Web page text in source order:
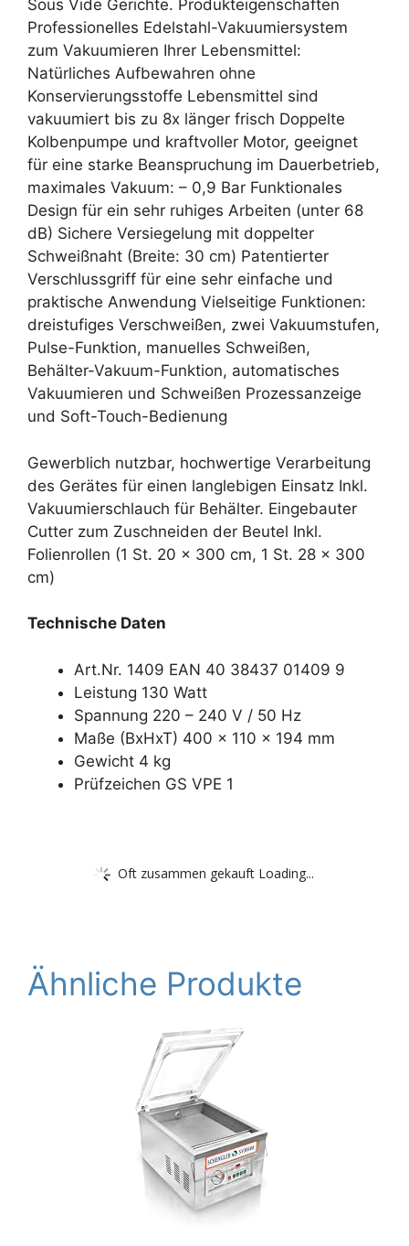
Sous Vide Gerichte. Produkteigenschaften
Professionelles Edelstahl-Vakuumiersystem
zum Vakuumieren Ihrer Lebensmittel:
Natürliches Aufbewahren ohne
Konservierungsstoffe Lebensmittel sind
vakuumiert bis zu 8x länger frisch Doppelte
Kolbenpumpe und kraftvoller Motor, geeignet
für eine starke Beanspruchung im Dauerbetrieb,
maximales Vakuum: – 0,9 Bar Funktionales
Design für ein sehr ruhiges Arbeiten (unter 68
dB) Sichere Versiegelung mit doppelter
Schweißnaht (Breite: 30 cm) Patentierter
Verschlussgriff für eine sehr einfache und
praktische Anwendung Vielseitige Funktionen:
dreistufiges Verschweißen, zwei Vakuumstufen,
Pulse-Funktion, manuelles Schweißen,
Behälter-Vakuum-Funktion, automatisches
Vakuumieren und Schweißen Prozessanzeige
und Soft-Touch-Bedienung
Gewerblich nutzbar, hochwertige Verarbeitung
des Gerätes für einen langlebigen Einsatz Inkl.
Vakuumierschlauch für Behälter. Eingebauter
Cutter zum Zuschneiden der Beutel Inkl.
Folienrollen (1 St. 20 x 300 cm, 1 St. 28 x 300
cm)
Technische Daten
Art.Nr. 1409 EAN 40 38437 01409 9
Leistung 130 Watt
Spannung 220 – 240 V / 50 Hz
Maße (BxHxT) 400 x 110 x 194 mm
Gewicht 4 kg
Prüfzeichen GS VPE 1
Oft zusammen gekauft Loading...
Ähnliche Produkte